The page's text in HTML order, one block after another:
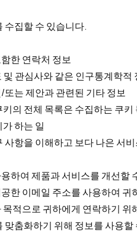
수집할 수 있습니다.
한 연락처 정보
및 관심사와 같은 인구통계학적
또는 제안과 관련된 기타 정보
의 전체 목록은 수집하는 쿠
하는 일
사항을 이해하고 보다 나은 서
하여 제품과 서비스를 개선할
한 이메일 주소를 사용하여
목적으로 귀하에게 연락하기
맞춤화하기 위해 정보를 사용할